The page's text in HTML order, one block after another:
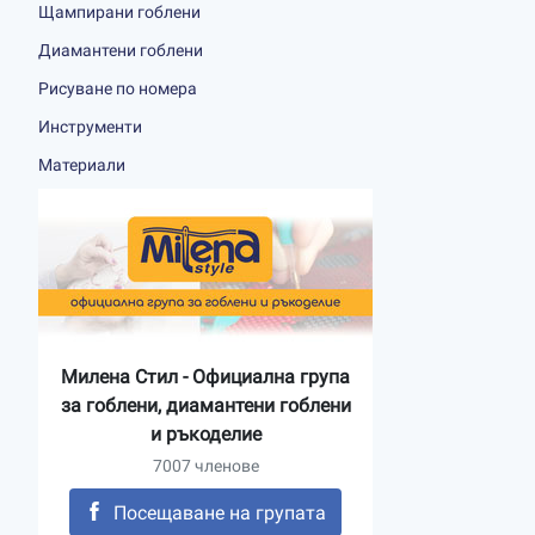
Щампирани гоблени
Диамантени гоблени
Рисуване по номера
Инструменти
Материали
Милена Стил - Официална група
за гоблени, диамантени гоблени
и ръкоделие
7007 членове
Посещаване на групата